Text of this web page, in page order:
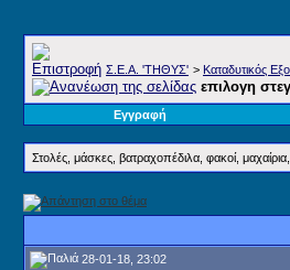
Σ.E.A. 'ΤΗΘΥΣ' > Καταδυτικός
επιλογη
Εγγραφή
Στολές, μάσκες, βατραχοπέδιλα, φακοί,
28-01-18, 23:02